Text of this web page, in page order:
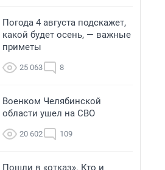
Погода 4 августа подскажет,
какой будет осень, — важные
приметы
25 063 8
Военком Челябинской
области ушел на СВО
20 602 109
Пошли в «отказ». Кто и